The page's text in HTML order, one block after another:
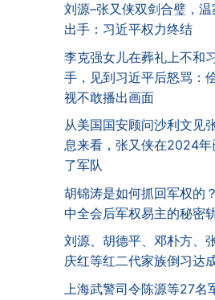
刘源–张又侠双剑合璧，
出手：习近平权力终结
李克强女儿在葬礼上不和
手，见到习近平后怒骂：
视不敢播出画面
从美国国安顾问沙利文见
息来看，张又侠在2024年
了军队
胡锦涛是如何抓回军权的
中全会后军权易主的秘密
刘源、胡德平、邓朴方、
庆红等红二代家族倒习达
上海武警司令陈源等27名